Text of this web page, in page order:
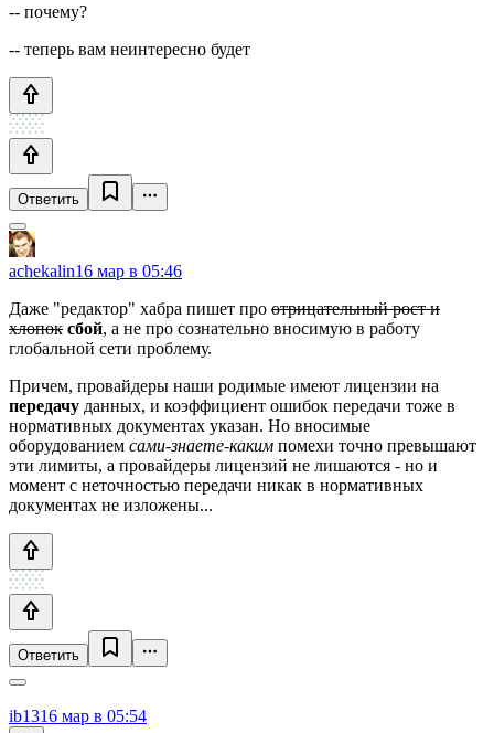
-- почему?
-- теперь вам неинтересно будет
Ответить
achekalin16 мар в 05:46
Даже "редактор" хабра пишет про отрицательный рост и
хлопок сбой, а не про сознательно вносимую в работу
глобальной сети проблему.
Причем, провайдеры наши родимые имеют лицензии на
передачу данных, и коэффициент ошибок передачи тоже в
нормативных документах указан. Но вносимые
оборудованием сами-знаете-каким помехи точно превышают
эти лимиты, а провайдеры лицензий не лишаются - но и
момент с неточностью передачи никак в нормативных
документах не изложены...
Ответить
ib1316 мар в 05:54